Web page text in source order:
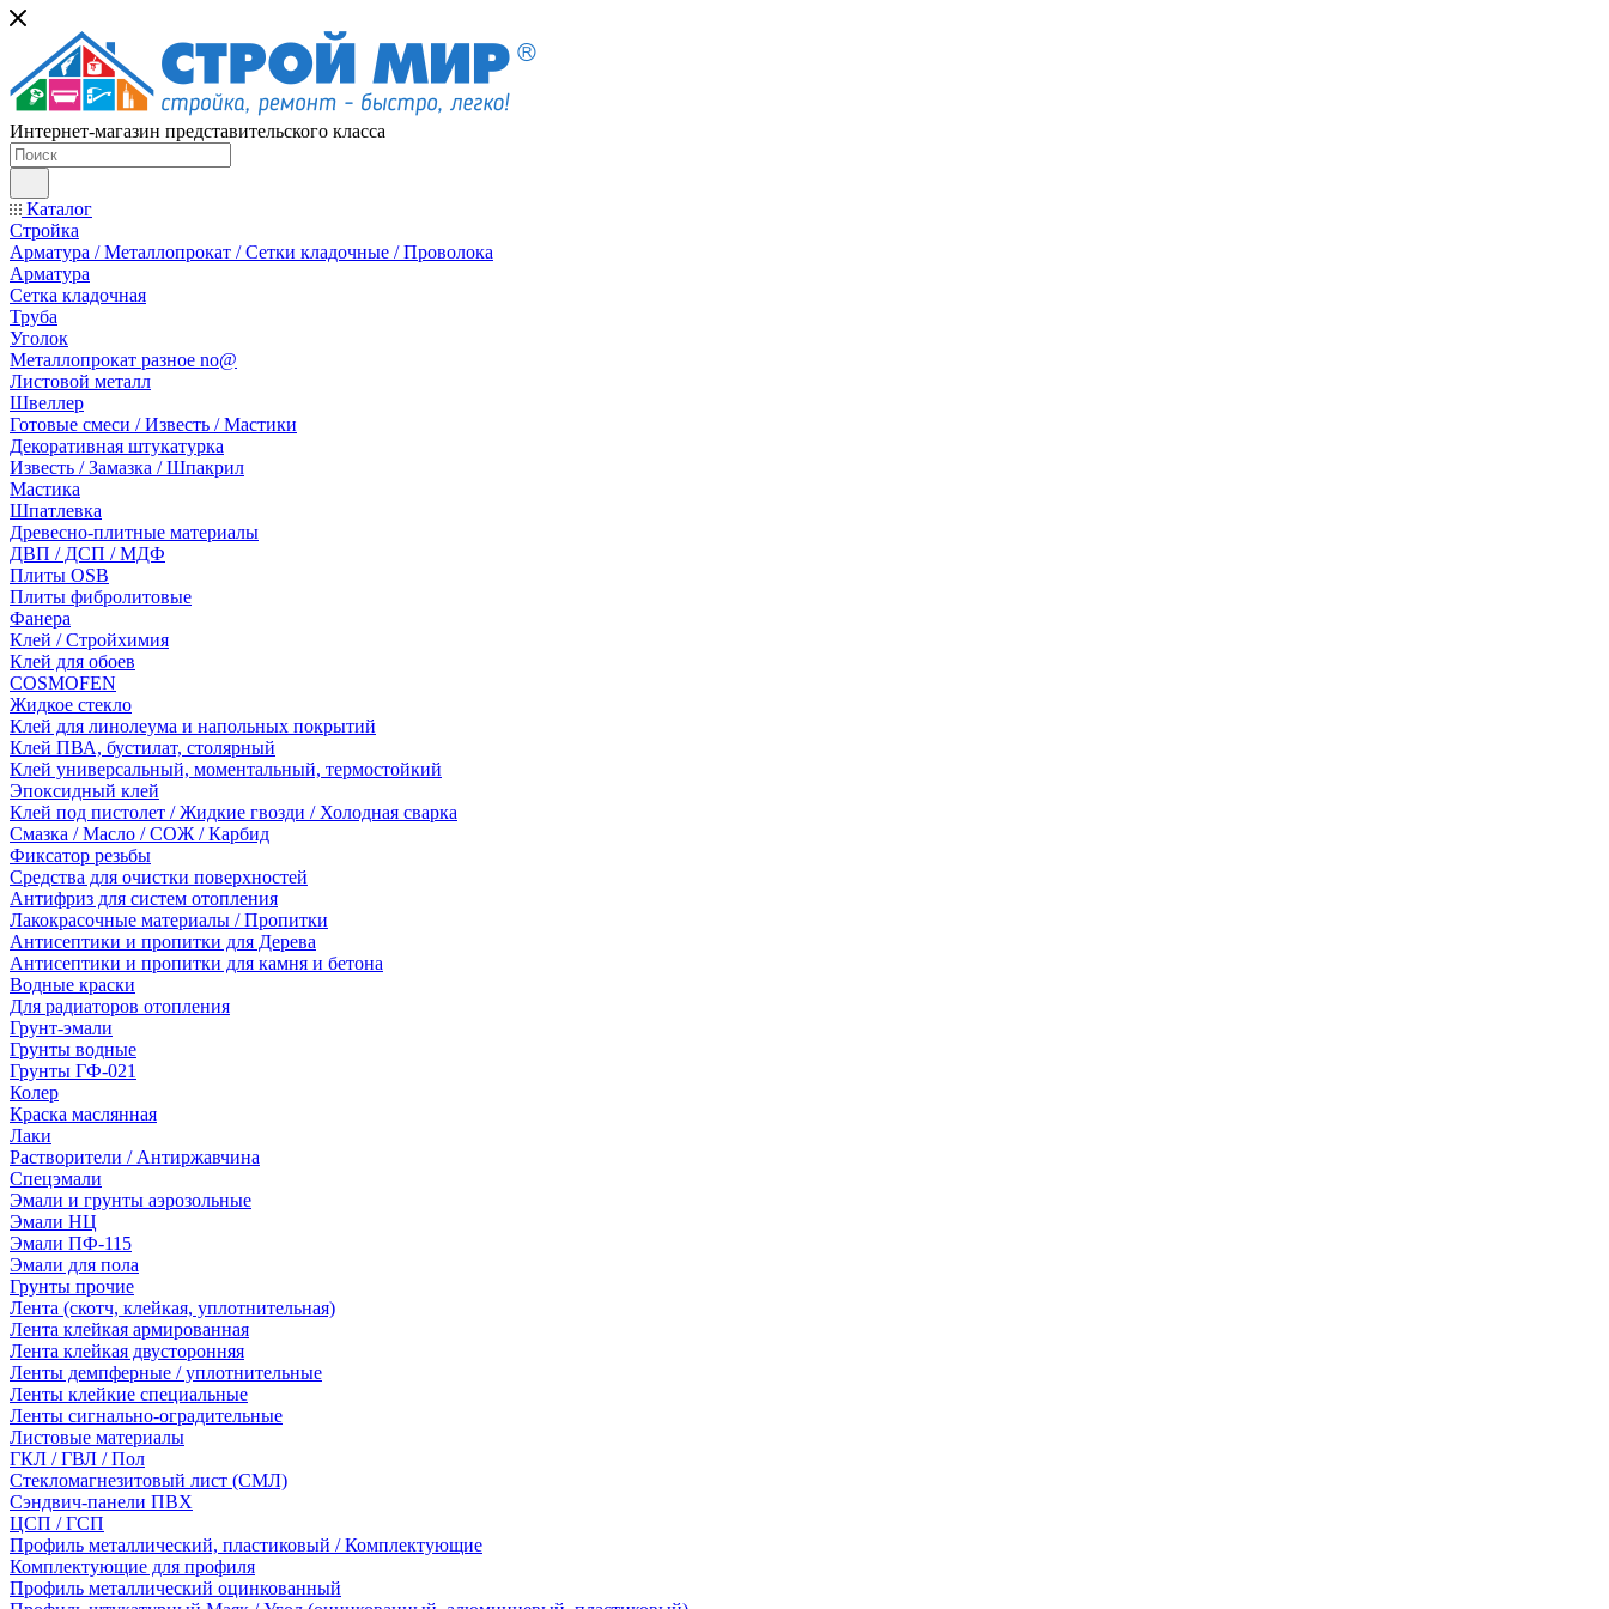
Интернет-магазин представительского класса
Каталог
Стройка
Арматура / Металлопрокат / Сетки кладочные / Проволока
Арматура
Сетка кладочная
Труба
Уголок
Металлопрокат разное no@
Листовой металл
Швеллер
Готовые смеси / Известь / Мастики
Декоративная штукатурка
Известь / Замазка / Шпакрил
Мастика
Шпатлевка
Древесно-плитные материалы
ДВП / ДСП / МДФ
Плиты OSB
Плиты фибролитовые
Фанера
Клей / Стройхимия
Клей для обоев
COSMOFEN
Жидкое стекло
Клей для линолеума и напольных покрытий
Клей ПВА, бустилат, столярный
Клей универсальный, моментальный, термостойкий
Эпоксидный клей
Клей под пистолет / Жидкие гвозди / Холодная сварка
Смазка / Масло / СОЖ / Карбид
Фиксатор резьбы
Средства для очистки поверхностей
Антифриз для систем отопления
Лакокрасочные материалы / Пропитки
Антисептики и пропитки для Дерева
Антисептики и пропитки для камня и бетона
Водные краски
Для радиаторов отопления
Грунт-эмали
Грунты водные
Грунты ГФ-021
Колер
Краска маслянная
Лаки
Растворители / Антиржавчина
Спецэмали
Эмали и грунты аэрозольные
Эмали НЦ
Эмали ПФ-115
Эмали для пола
Грунты прочие
Лента (скотч, клейкая, уплотнительная)
Лента клейкая армированная
Лента клейкая двусторонняя
Ленты демпферные / уплотнительные
Ленты клейкие специальные
Ленты сигнально-оградительные
Листовые материалы
ГКЛ / ГВЛ / Пол
Стекломагнезитовый лист (СМЛ)
Сэндвич-панели ПВХ
ЦСП / ГСП
Профиль металлический, пластиковый / Комплектующие
Комплектующие для профиля
Профиль металлический оцинкованный